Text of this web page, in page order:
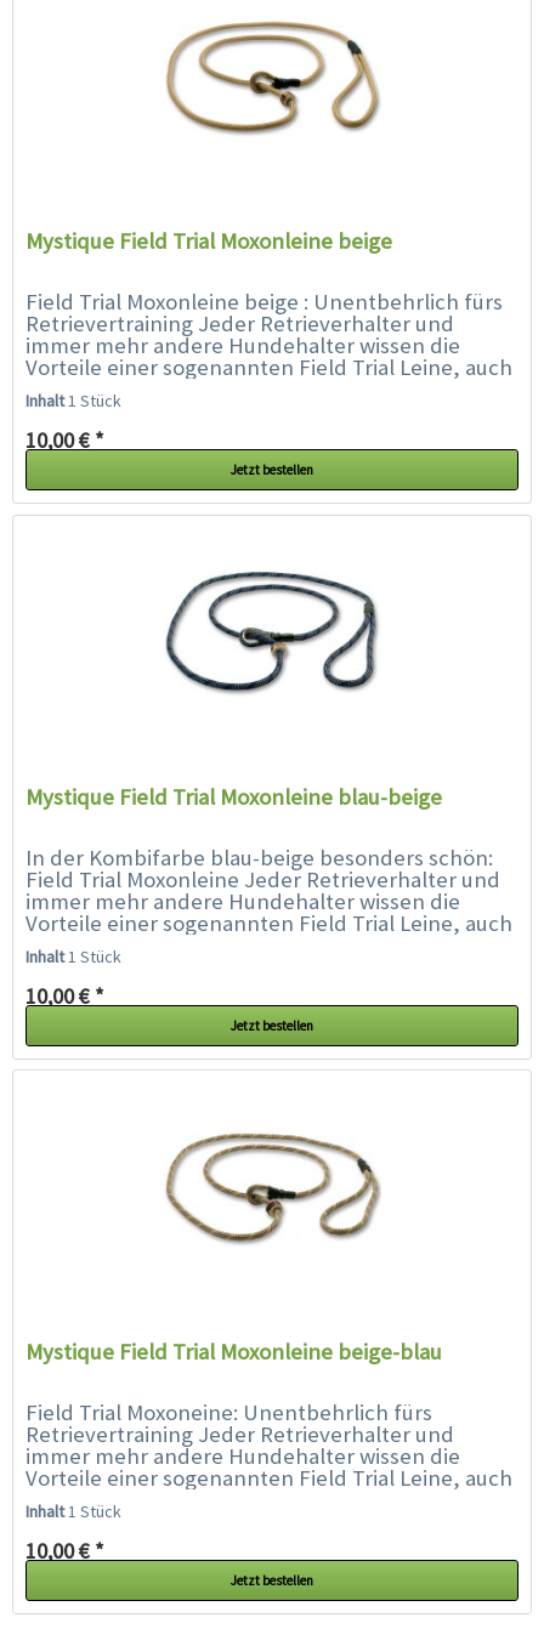
Mystique Field Trial Moxonleine beige
Field Trial Moxonleine beige : Unentbehrlich fürs
Retrievertraining Jeder Retrieverhalter und
immer mehr andere Hundehalter wissen die
Vorteile einer sogenannten Field Trial Leine, auch
Moxonleine oder Retrieverleine...
Inhalt1 Stück
10,00 € *
Jetzt bestellen
Mystique Field Trial Moxonleine blau-beige
In der Kombifarbe blau-beige besonders schön:
Field Trial Moxonleine Jeder Retrieverhalter und
immer mehr andere Hundehalter wissen die
Vorteile einer sogenannten Field Trial Leine, auch
Moxonleine oder Retrieverleine genannt,...
Inhalt1 Stück
10,00 € *
Jetzt bestellen
Mystique Field Trial Moxonleine beige-blau
Field Trial Moxoneine: Unentbehrlich fürs
Retrievertraining Jeder Retrieverhalter und
immer mehr andere Hundehalter wissen die
Vorteile einer sogenannten Field Trial Leine, auch
Moxonleine oder Retrieverleine genannt, zu...
Inhalt1 Stück
10,00 € *
Jetzt bestellen